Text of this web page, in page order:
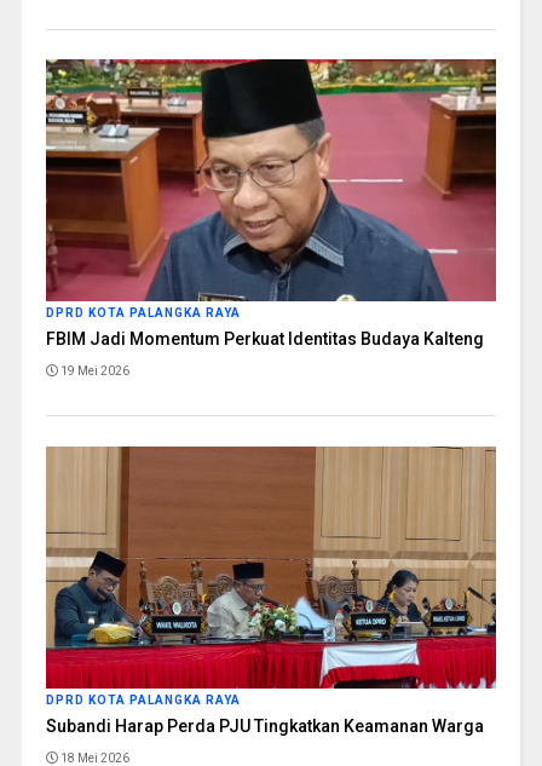
DPRD KOTA PALANGKA RAYA
FBIM Jadi Momentum Perkuat Identitas Budaya Kalteng
19 Mei 2026
DPRD KOTA PALANGKA RAYA
Subandi Harap Perda PJU Tingkatkan Keamanan Warga
18 Mei 2026